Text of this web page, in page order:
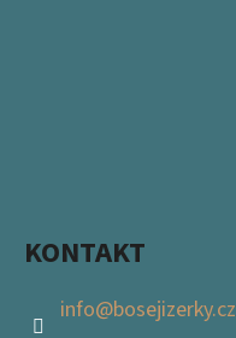
KONTAKT
info@bosejizerky.cz